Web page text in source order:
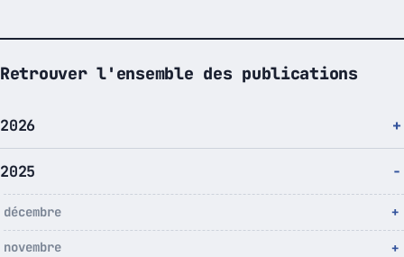
Retrouver l'ensemble des publications
2026
2025
décembre
novembre